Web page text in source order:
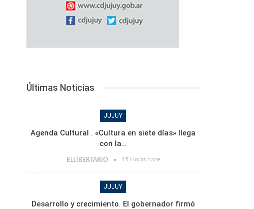
Últimas Noticias
JUJUY
Agenda Cultural . «Cultura en siete días» llega
con la…
ELLIBERTARIO 15 Horas hace
JUJUY
Desarrollo y crecimiento. El gobernador firmó